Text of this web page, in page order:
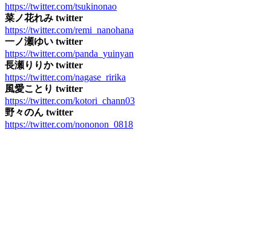
https://twitter.com/tsukinonao
菜ノ花れみ twitter
https://twitter.com/remi_nanohana
一ノ瀬ゆい twitter
https://twitter.com/panda_yuinyan
長瀬りりか twitter
https://twitter.com/nagase_ririka
風愛ことり twitter
https://twitter.com/kotori_chann03
野々のん twitter
https://twitter.com/nononon_0818